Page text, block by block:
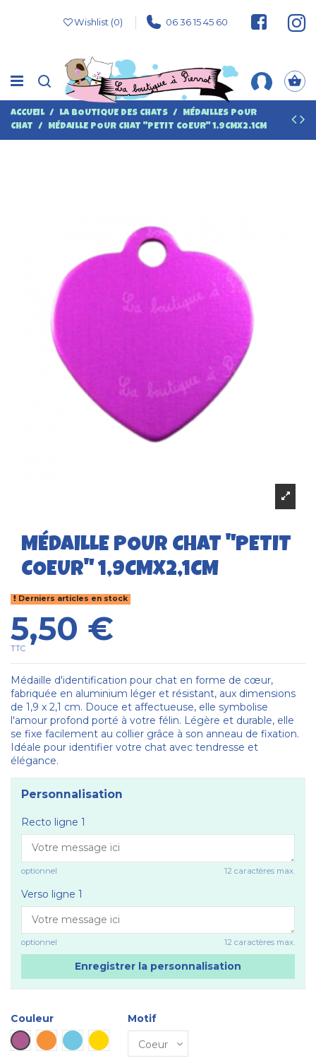
Wishlist (0) 06 36 15 45 60
ACCUEIL LA BOUTIQUE DES CHATS
MÉDAILLES POUR
CHAT
MÉDAILLE POUR CHAT "PETIT COEUR" 1,9CMX2,1CM
MÉDAILLE POUR CHAT "PETIT
COEUR" 1,9CMX2,1CM
Derniers articles en stock
5,50 €
TTC
Médaille d'identification pour chat en forme de cœur,
fabriquée en aluminium léger et résistant, aux dimensions
de 1,9 x 2,1 cm. Douce et affectueuse, elle symbolise
l'amour profond porté à votre félin. Légère et durable, elle
se fixe facilement au collier grâce à son anneau de fixation.
Idéale pour identifier votre chat avec tendresse et
élégance.
Personnalisation
Recto ligne 1
optionnel 12 caractères max.
Verso ligne 1
optionnel 12 caractères max.
Enregistrer la personnalisation
Couleur
Violet
OrangeBleu cielDorée
Motif